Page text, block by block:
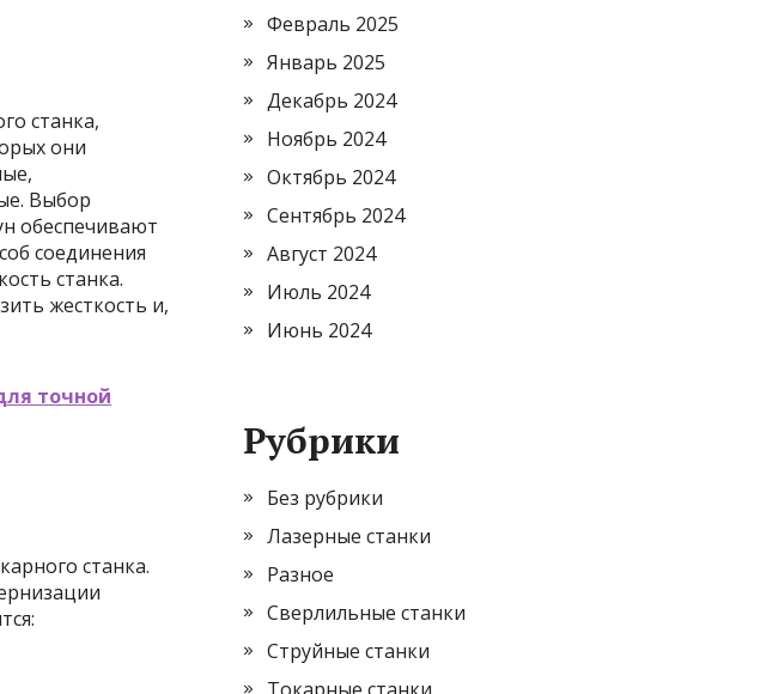
станка,
они
Выбор
обеспечивают
соединения
станка.
жесткость и,
точной
станка.
Февраль 2025
Январь 2025
Декабрь 2024
Ноябрь 2024
Октябрь 2024
Сентябрь 2024
Август 2024
Июль 2024
Июнь 2024
Рубрики
Без рубрики
Лазерные станки
Разное
Сверлильные станки
Струйные станки